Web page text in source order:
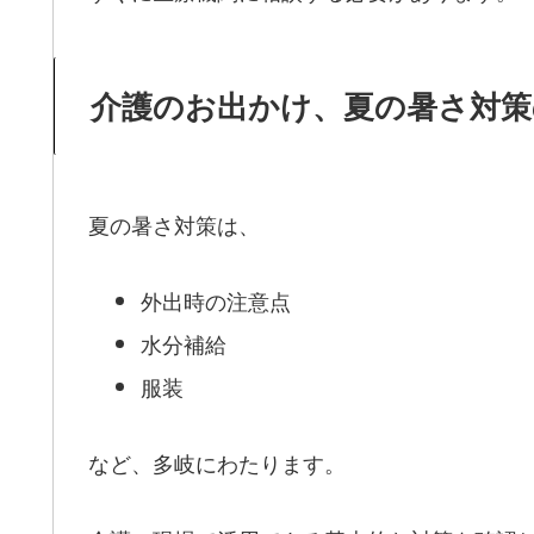
介護のお出かけ、夏の暑さ対
夏の暑さ対策は、
外出時の注意点
水分補給
服装
など、多岐にわたります。